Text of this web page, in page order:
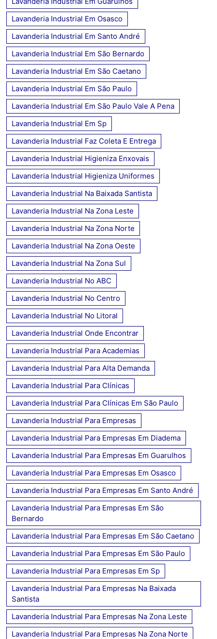
Lavanderia Industrial Em Osasco
Lavanderia Industrial Em Santo André
Lavanderia Industrial Em São Bernardo
Lavanderia Industrial Em São Caetano
Lavanderia Industrial Em São Paulo
Lavanderia Industrial Em São Paulo Vale A Pena
Lavanderia Industrial Em Sp
Lavanderia Industrial Faz Coleta E Entrega
Lavanderia Industrial Higieniza Enxovais
Lavanderia Industrial Higieniza Uniformes
Lavanderia Industrial Na Baixada Santista
Lavanderia Industrial Na Zona Leste
Lavanderia Industrial Na Zona Norte
Lavanderia Industrial Na Zona Oeste
Lavanderia Industrial Na Zona Sul
Lavanderia Industrial No ABC
Lavanderia Industrial No Centro
Lavanderia Industrial No Litoral
Lavanderia Industrial Onde Encontrar
Lavanderia Industrial Para Academias
Lavanderia Industrial Para Alta Demanda
Lavanderia Industrial Para Clínicas
Lavanderia Industrial Para Clínicas Em São Paulo
Lavanderia Industrial Para Empresas
Lavanderia Industrial Para Empresas Em Diadema
Lavanderia Industrial Para Empresas Em Guarulhos
Lavanderia Industrial Para Empresas Em Osasco
Lavanderia Industrial Para Empresas Em Santo André
Lavanderia Industrial Para Empresas Em São
Bernardo
Lavanderia Industrial Para Empresas Em São Caetano
Lavanderia Industrial Para Empresas Em São Paulo
Lavanderia Industrial Para Empresas Em Sp
Lavanderia Industrial Para Empresas Na Baixada
Santista
Lavanderia Industrial Para Empresas Na Zona Leste
Lavanderia Industrial Para Empresas Na Zona Norte